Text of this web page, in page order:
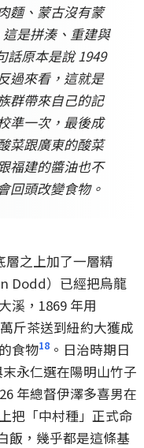
麵、蒙古沒有蒙
是拼湊、重建與
話原本是說 1949
過來看，這就是
群帶來自己的記
準一次，最後成
菜跟廣東的酸菜
福建的醬油也不
回頭改變食物。
層之上加了一層精
Dodd）已經把烏龍
溪，1869 年用
斤茶送到紐約大獲成
食物18 。日治時期日
永仁選在陽明山竹子
年總督伊澤多喜男在
把「中村種」正式命
飯，幾乎都是這條基